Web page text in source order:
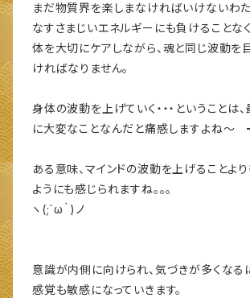
まだ物質界を楽しまなければいけないわた
なすさまじいエネルギーにも負けることな
体を大切にケアしながら、魂と同じ波動を
ければなりません。
身体の波動を上げていく・・・ということは、
に大変なことなんだと痛感しますよね
ある意味、マインドの波動を上げることよ
ようにも感じられますね。。。
ヽ(;´ω｀)ノ
意識が内側に向けられ、気づきが多くなる
感覚も敏感になっていきます。